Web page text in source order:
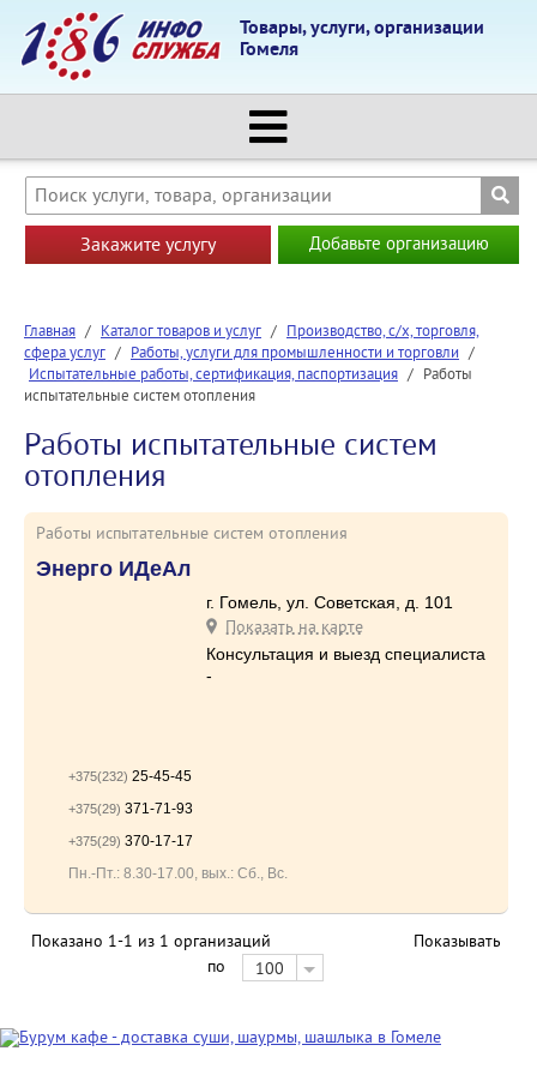
Товары, услуги, организации
Гомеля
Закажите услугу Добавьте организацию
Главная / Каталог товаров и услуг / Производство, с/х, торговля,
сфера услуг / Работы, услуги для промышленности и торговли /
Испытательные работы, сертификация, паспортизация / Работы
испытательные систем отопления
Работы испытательные систем
отопления
Работы испытательные систем отопления
Энерго ИДеАл
г. Гомель, ул. Советская, д. 101
Показать на карте
Консультация и выезд специалиста
-
+375(232) 25-45-45
+375(29) 371-71-93
+375(29) 370-17-17
Пн.-Пт.: 8.30-17.00, вых.: Сб., Вс.
Показано 1-1 из 1 организаций
Показывать
по
100